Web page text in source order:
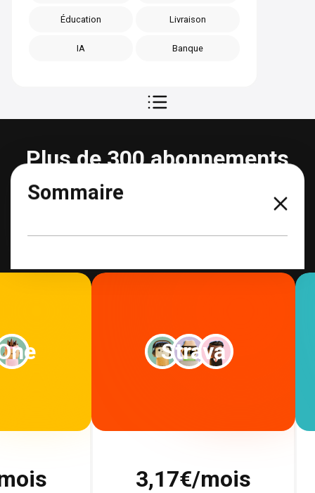
Éducation Livraison
IA Banque
Sommaire
Plus de 300 abonnements
partageables
Strava
3,17€/mois